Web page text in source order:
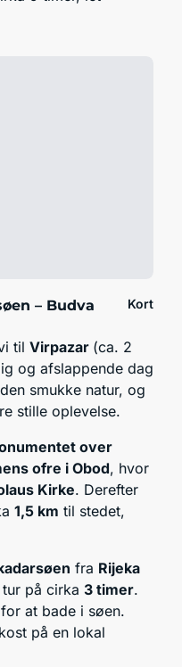
– Budva Kort
til Virpazar (ca. 2
og afslappende dag
smukke natur, og
stille oplevelse.
over
ofre i Obod, hvor
Kirke. Derefter
1,5 km til stedet,
fra Rijeka
tur på cirka 3 timer.
at bade i søen.
på en lokal